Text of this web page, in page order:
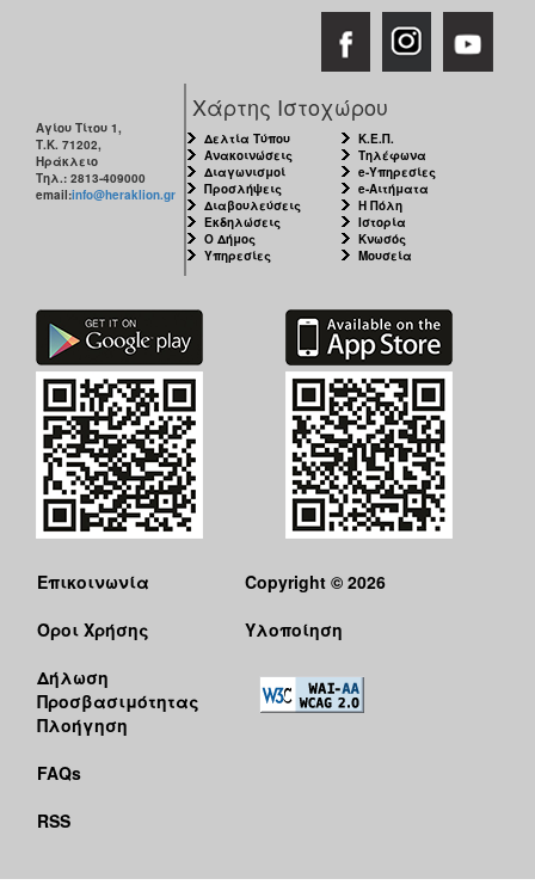
Αγίου Τίτου 1,
Τ.Κ. 71202,
Ηράκλειο
Τηλ.: 2813-409000
email:info@heraklion.gr
Χάρτης Ιστοχώρου
Δελτία Τύπου
Ανακοινώσεις
Διαγωνισμοί
Προσλήψεις
Διαβουλεύσεις
Εκδηλώσεις
Ο Δήμος
Υπηρεσίες
Κ.Ε.Π.
Τηλέφωνα
e-Υπηρεσίες
e-Αιτήματα
Η Πόλη
Ιστορία
Κνωσός
Μουσεία
Επικοινωνία
Όροι Χρήσης
Δήλωση
Προσβασιμότητας
Πλοήγηση
FAQs
RSS
Copyright © 2026
Υλοποίηση